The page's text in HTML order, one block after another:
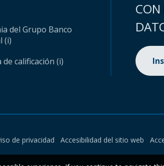
del Grupo Banco
(i)
de calificación (i)
de privacidad Accesibilidad del sitio web